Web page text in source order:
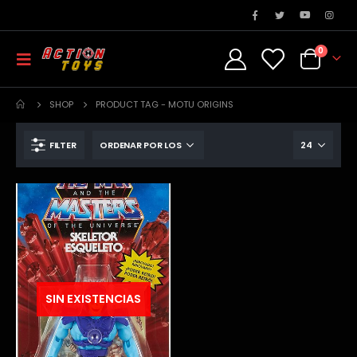
0
SHOP PRODUCT TAG - MOTU ORIGINS
FILTER
SIN EXISTENCIAS